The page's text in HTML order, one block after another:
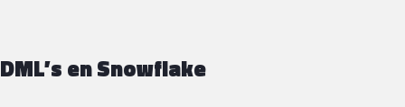
DML’s en Snowflake